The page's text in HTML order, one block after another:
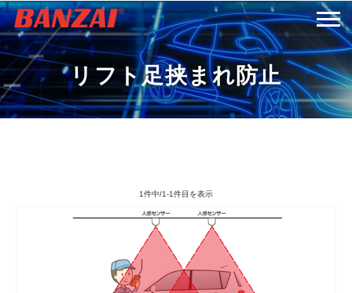
HOME
商品情報
採用情報
サービス＆サポート
リフト足挟まれ防止
1件中/1-1件目を表示